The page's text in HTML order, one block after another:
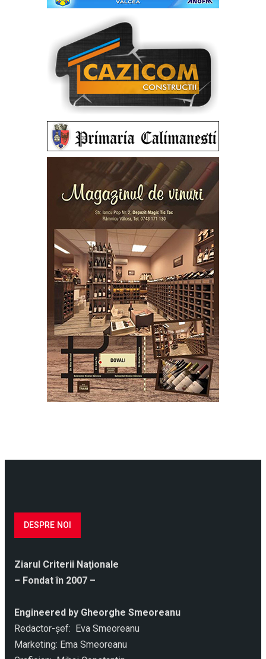
DESPRE NOI
Ziarul Criterii Naţionale
– Fondat în 2007 –
Engineered by Gheorghe Smeoreanu
Redactor-şef: Eva Smeoreanu
Marketing: Ema Smeoreanu